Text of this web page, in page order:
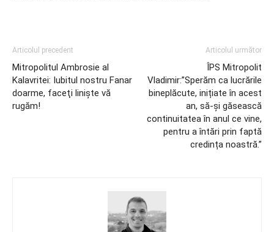
Articolul precedent
Mitropolitul Ambrosie al
Kalavritei: Iubitul nostru Fanar
doarme, faceţi linişte vă
rugăm!
Articolul următor
ÎPS Mitropolit
Vladimir:”Sperăm ca lucrările
bineplăcute, inițiate în acest
an, să-și găsească
continuitatea în anul ce vine,
pentru a întări prin faptă
credința noastră.”